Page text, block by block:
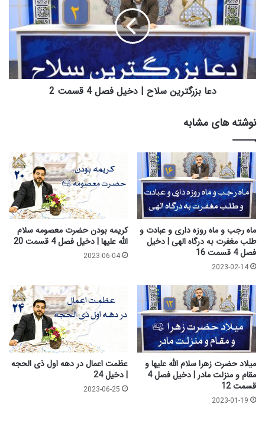
و
ک
ر
ی
ت
ا
ه
ل
ب
ی
ت
ع
ل
ی
ه
م
ا
س
ل
ا
م
|
ب
ه
و
ق
ت
ا
ز
ر
گ
ر
س
ل
ا
ح
|
د
خ
ی
ل
ف
ص
ل
4
س
م
ت
2
دعا بزرگترین سلاح | دخیل فصل 4 قسمت 2
نوشته های مشابه
ماه رجب و ماه روزه داری و عبادت و
طلب مغفرت به درگاه الهی | دخیل
فصل 4 قسمت 16
2023-02-14
کریمه بودن حضرت معصومه سلام
الله علیها | دخیل فصل 4 قسمت 20
2023-06-04
میلاد حضرت زهرا سلام الله علیها و
مقام و منزلت مادر | دخیل فصل 4
قسمت 12
2023-01-19
عظمت اعمال در دهه اول ذی الحجه
| دخیل 24
2023-06-25